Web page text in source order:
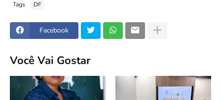
Tags DF
Facebook
Você Vai Gostar